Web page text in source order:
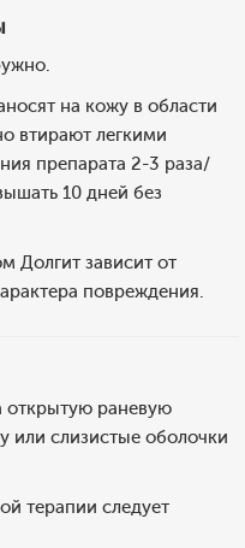
на кожу в области
втирают легкими
препарата 2-3 раза/
10 дней без
Долгит зависит от
повреждения.
открытую раневую
или слизистые оболочки
терапии следует